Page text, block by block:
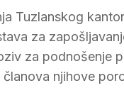
Tuzlanskog
za
za podnošenje
članova njihove